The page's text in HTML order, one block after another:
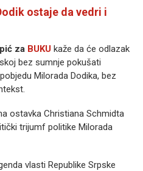
ostaje da vedri i
za BUKU kaže da će odlazak
bez sumnje pokušati
Milorada Dodika, bez
ostavka Christiana Schmidta
trijumf politike Milorada
vlasti Republike Srpske